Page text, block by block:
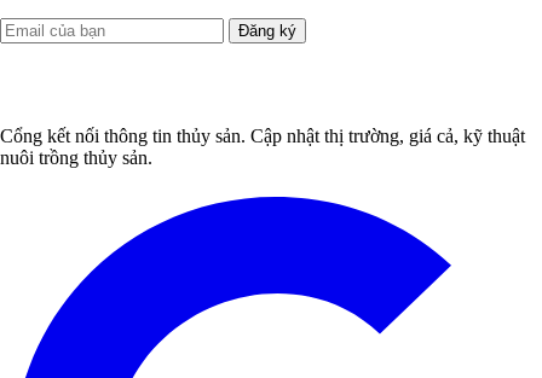
Đăng ký
Cổng kết nối thông tin thủy sản. Cập nhật thị trường, giá cả, kỹ thuật
nuôi trồng thủy sản.